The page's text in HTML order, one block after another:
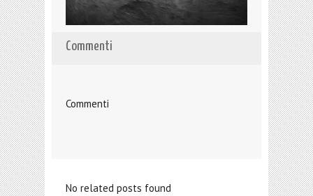
Commenti
Commenti
No related posts found